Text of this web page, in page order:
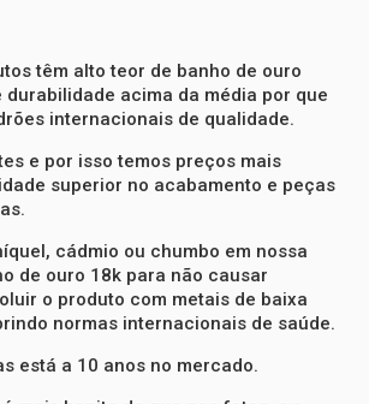
têm alto teor de banho de ouro
durabilidade acima da média por que
internacionais de qualidade.
e por isso temos preços mais
superior no acabamento e peças
cádmio ou chumbo em nossa
de ouro 18k para não causar
o produto com metais de baixa
normas internacionais de saúde.
está a 10 anos no mercado.